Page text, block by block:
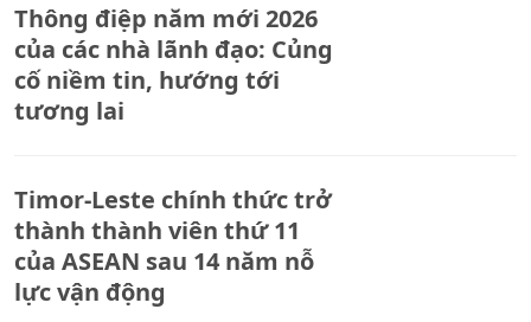
ĐÔNG
Thông điệp năm mới 2026
của các nhà lãnh đạo: Củng
cố niềm tin, hướng tới
tương lai
Timor-Leste chính thức trở
thành thành viên thứ 11
của ASEAN sau 14 năm nỗ
lực vận động